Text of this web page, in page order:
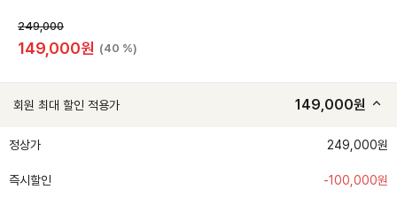
249,000
149,000원 (40 %)
회원 최대 할인 적용가 149,000원
정상가 249,000원
즉시할인 -100,000원